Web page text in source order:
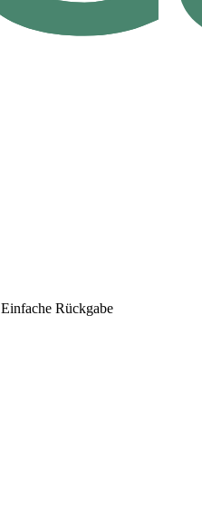
Einfache Rückgabe